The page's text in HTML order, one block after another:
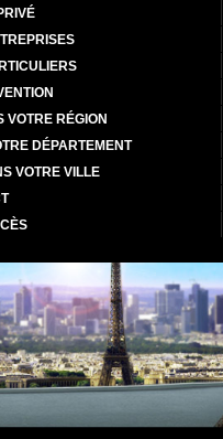
VOTRE RÉGION
DÉPARTEMENT
VOTRE VILLE